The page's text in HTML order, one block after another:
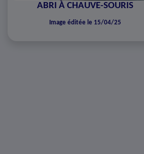
ABRI À CHAUVE-SOURIS
Image éditée le 15/04/25